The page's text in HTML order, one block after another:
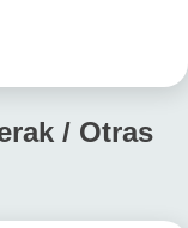
/ Otras